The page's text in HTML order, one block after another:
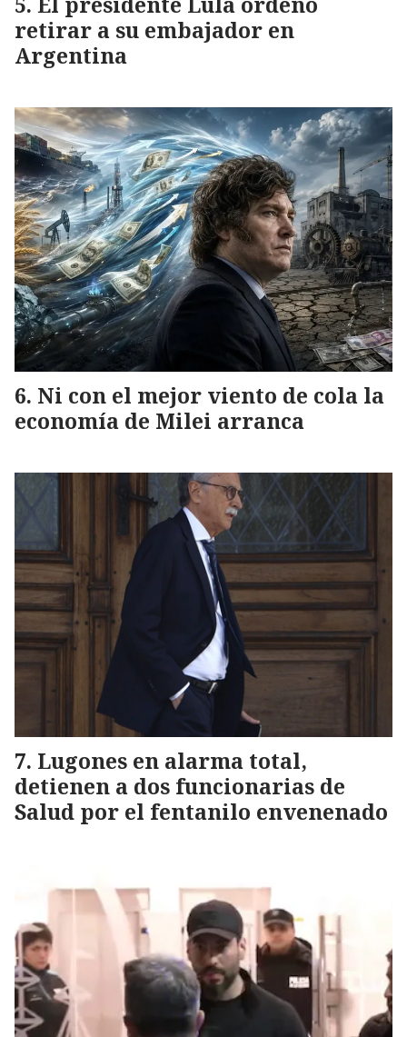
retirar a su embajador en
Argentina
Ni con el mejor viento de cola la
economía de Milei arranca
Lugones en alarma total,
detienen a dos funcionarias de
Salud por el fentanilo envenenado